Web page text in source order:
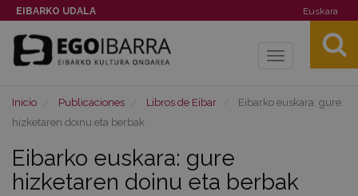
EIBARKO UDALA Euskara
Toggle
Inicio Publicaciones Libros de Eibar
Eibarko euskara: gure
hizketaren doinu eta berbak
Eibarko euskara: gure
hizketaren doinu eta berbak